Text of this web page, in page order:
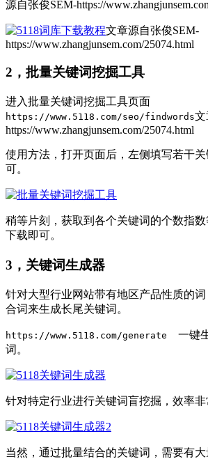
源自张俊SEM-https://
文章源自张俊SEM-
https://www.zhangjunsem.com/25074.html
2，批量关键词挖掘工具
进入批量关键词挖掘工具页面
https://www.5118.com/seo/findwords文
https://www.zhangjunsem.com/25074.html
使用方法，打开页面后，左侧填写若干
可。
稍等片刻，获取到各个关键词的个数指
下载即可。
3，关键词生成器
针对大型行业网站带有地区产品性质的
合词来生成长尾关键词。
https://www.5118.com/generate
一键
词。
针对特定行业进行关键词盲挖掘，效率非
当然，通过批量结合的关键词，需要有